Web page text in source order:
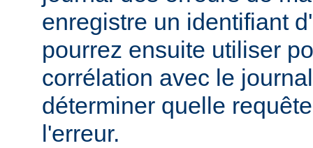
enregistre un identifiant
pourrez ensuite utiliser
corrélation avec le
déterminer quelle
l'erreur.